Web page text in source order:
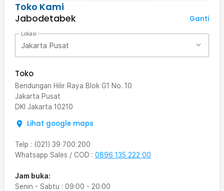
Toko Kami
Jabodetabek
Ganti
Lokasi
Jakarta Pusat
Toko
Bendungan Hilir Raya Blok G1 No. 10
Jakarta Pusat
DKI Jakarta 10210
Lihat google maps
Telp : (021) 39 700 200
Whatsapp Sales / COD : 0896 135 222 00
Jam buka:
Senin - Sabtu : 09:00 - 20:00